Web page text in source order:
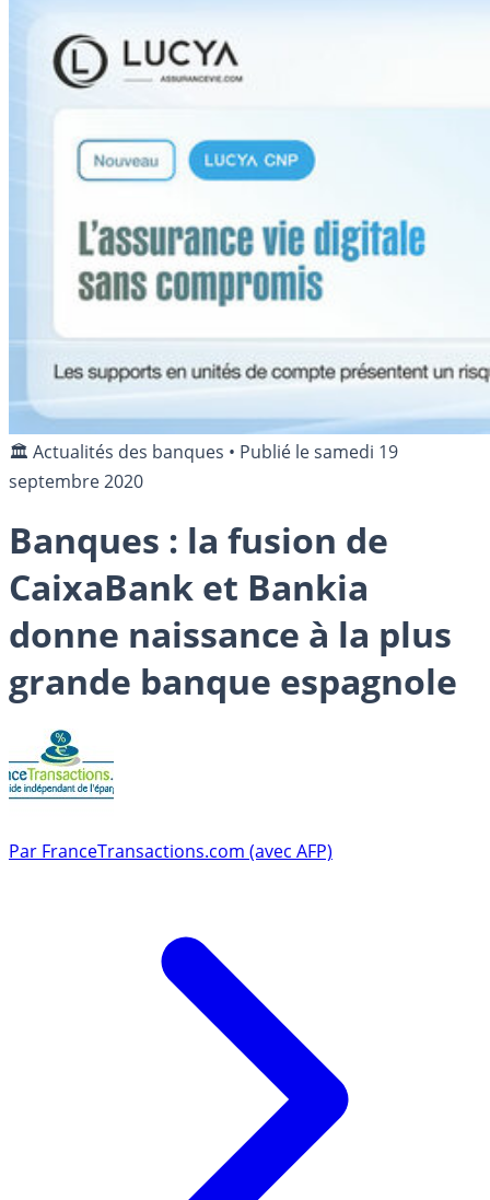
🏛️ Actualités des banques • Publié lesamedi 19
septembre 2020
Banques : la fusion de
CaixaBank et Bankia
donne naissance à la plus
grande banque espagnole
Par FranceTransactions.com (avec AFP)